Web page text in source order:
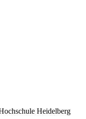
Heidelberg